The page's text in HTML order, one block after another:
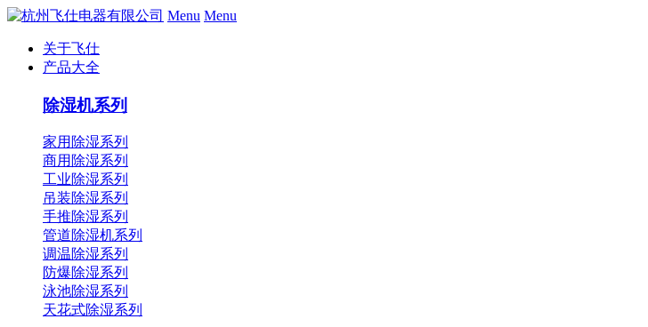
Menu Menu
关于飞仕
产品大全
除湿机系列
家用除湿系列
商用除湿系列
工业除湿系列
吊装除湿系列
手推除湿系列
管道除湿机系列
调温除湿系列
防爆除湿系列
泳池除湿系列
天花式除湿系列